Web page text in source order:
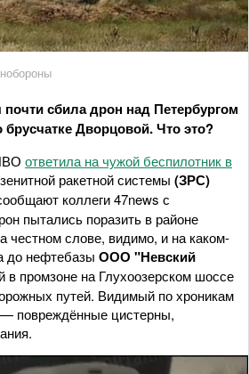
сбила дрон над Петербургом
Дворцовой. Что это?
ответила на чужой беспилотник в
ракетной системы (ЗРС)
коллеги 47news с
пытались поразить в районе
честном слове, видимо, и на каком-
до нефтебазы ООО "Невский
в промзоне на Глухоозерском шоссе
путей. Видимый по хроникам
повреждённые цистерны,